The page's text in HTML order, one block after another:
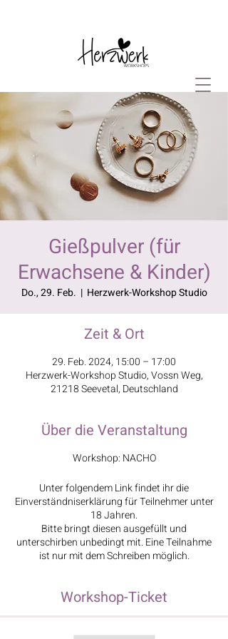
Gießpulver (für
Erwachsene & Kinder)
Do., 29. Feb.
  |
Herzwerk-Workshop Studio
Zeit & Ort
29. Feb. 2024, 15:00 – 17:00
Herzwerk-Workshop Studio, Vossn Weg,
21218 Seevetal, Deutschland
Über die Veranstaltung
Workshop: NACHO
Unter folgendem Link findet ihr die
Einverständniserklärung für Teilnehmer unter
18 Jahren.
Bitte bringt diesen ausgefüllt und
unterschirben unbedingt mit. Eine Teilnahme
ist nur mit dem Schreiben möglich.
Workshop-Ticket